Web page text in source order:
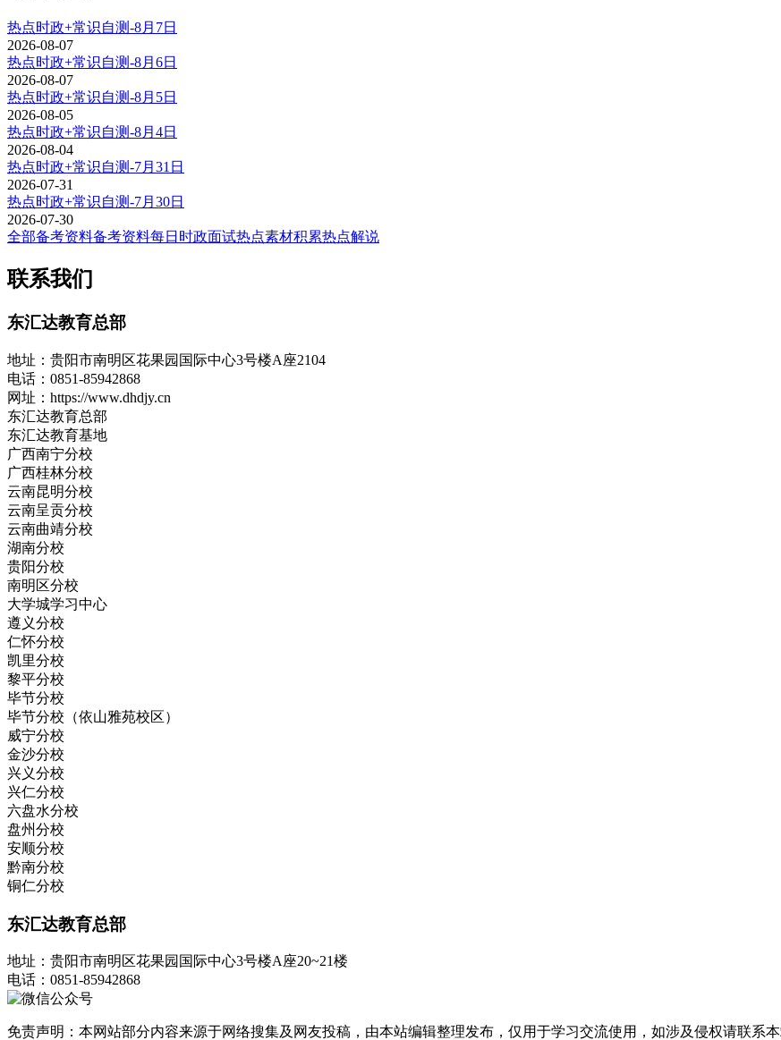
热点时政+常识自测-8月7日
2026-08-07
热点时政+常识自测-8月6日
2026-08-07
热点时政+常识自测-8月5日
2026-08-05
热点时政+常识自测-8月4日
2026-08-04
热点时政+常识自测-7月31日
2026-07-31
热点时政+常识自测-7月30日
2026-07-30
全部备考资料备考资料每日时政面试热点素材积累热点解说
联系我们
东汇达教育总部
地址： 贵阳市南明区花果园国际中心3号楼A座2104
电话： 0851-85942868
网址： https://www.dhdjy.cn
东汇达教育总部
东汇达教育基地
广西南宁分校
广西桂林分校
云南昆明分校
云南呈贡分校
云南曲靖分校
湖南分校
贵阳分校
南明区分校
大学城学习中心
遵义分校
仁怀分校
凯里分校
黎平分校
毕节分校
毕节分校（依山雅苑校区）
威宁分校
金沙分校
兴义分校
兴仁分校
六盘水分校
盘州分校
安顺分校
黔南分校
铜仁分校
东汇达教育总部
地址： 贵阳市南明区花果园国际中心3号楼A座20~21楼
电话： 0851-85942868
免责声明：本网站部分内容来源于网络搜集及网友投稿，由本站编辑整理发布，仅用于学习交流使用，如涉及侵权请联系本